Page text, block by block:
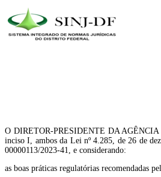
O DIRETOR-PRESIDENTE DA
inciso I, ambos da Lei nº 4.285, de 26 de
00000113/2023-41, e considerando:
as boas práticas regulatórias recomendadas